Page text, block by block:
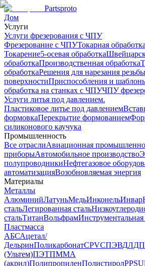
Partsproto
Дом
Услуги
Услуги фрезерования с ЧПУ
Фрезерование с ЧПУТокарная
Токарение5-осевая обработка
обработкаПроизводственная обработка
обработкаРешения для нарезания резьбы
поверхностиПриспособления и
обработка на станках с ЧПУЧПУ
Услуги литья под давлением.
Пластиковое литье под давлением
формовкаПерекрытие формованием
силиконового каучука
Промышленность
Все отраслиАвиационная
приборыАвтомобильное производство
полупроводникиНефтегазовое
автоматизацияВозобновляемая энергия
Материалы
Металлы
АлюминийЛатуньМедьИнконельИнвар
стальЛегированная сталь
стальТитанВольфрамИнструментальная
Пластмасса
АБСАцетал/
ДельринПоликарбонатCPVCПЭВД
(Ультем)ПЭТПММА
(акрил)ПолипропиленПолистиролPPSU